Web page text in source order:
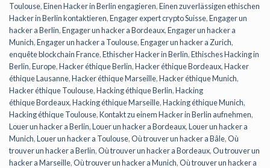
Toulouse,Einen Hacker in Berlin engagieren,Einen zuverlässigen ethischen
Hacker in Berlin kontaktieren,Engager expert crypto Suisse,Engager un
hacker a Berlin,Engager un hacker a Bordeaux,Engager un hacker a
Munich,Engager un hacker a Toulouse,Engager un hacker a Zurich,
enquête blockchain France,Ethischer Hacker in Berlin,Ethisches Hacking in
Berlin,Europe,Hacker éthique Berlin,Hacker éthique Bordeaux,Hacker
éthique Lausanne,Hacker éthique Marseille,Hacker éthique Munich,
Hacker éthique Toulouse,Hacking éthique Berlin,Hacking
éthique Bordeaux,Hacking éthique Marseille,Hacking éthique Munich,
Hacking éthique Toulouse,Kontakt zu einem Hacker in Berlin aufnehmen,
Louer un hacker a Berlin,Louer un hacker a Bordeaux,Louer un hacker a
Munich,Louer un hacker a Toulouse,Où trouver un hacker a Bâle,Où
trouver un hacker a Berlin,Où trouver un hacker a Bordeaux,Ou trouver un
hacker a Marseille,Où trouver un hacker a Munich,Où trouver un hacker a